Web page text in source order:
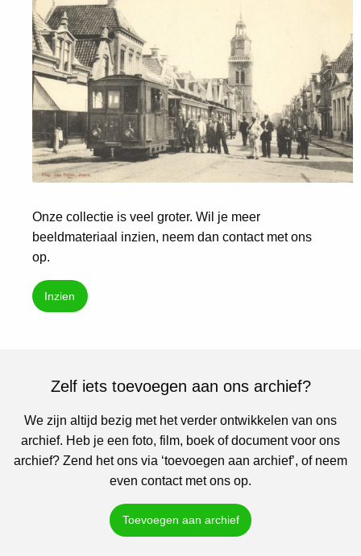
Onze collectie is veel groter. Wil je meer
beeldmateriaal inzien, neem dan contact met ons
op.
Inzien
Zelf iets toevoegen aan ons archief?
We zijn altijd bezig met het verder ontwikkelen van ons
archief. Heb je een foto, film, boek of document voor ons
archief? Zend het ons via ‘toevoegen aan archief’, of neem
even contact met ons op.
Toevoegen aan archief